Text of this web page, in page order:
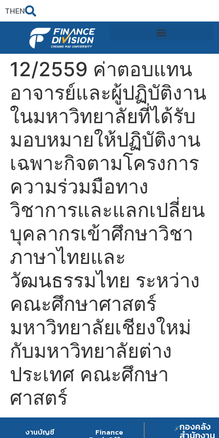
THEN
12/2559 ค่าตอบแทน
อาจารย์และผู้ปฏิบัติงาน
ในมหาวิทยาลัยที่ได้รับ
มอบหมายให้ปฏิบัติงาน
เฉพาะกิจตามโครงการ
ความร่วมมือทาง
วิชาการและแลกเปลี่ยน
บุคลากรเข้าศึกษาวิชา
ภาษาไทยและ
วัฒนธรรมไทย ระหว่าง
คณะศึกษาศาสตร์
มหาวิทยาลัยเชียงใหม่
กับมหาวิทยาลัยต่าง
ประเทศ คณะศึกษา
ศาสตร์
งานบัญชี Finance กองคลัง
สำนักงาน